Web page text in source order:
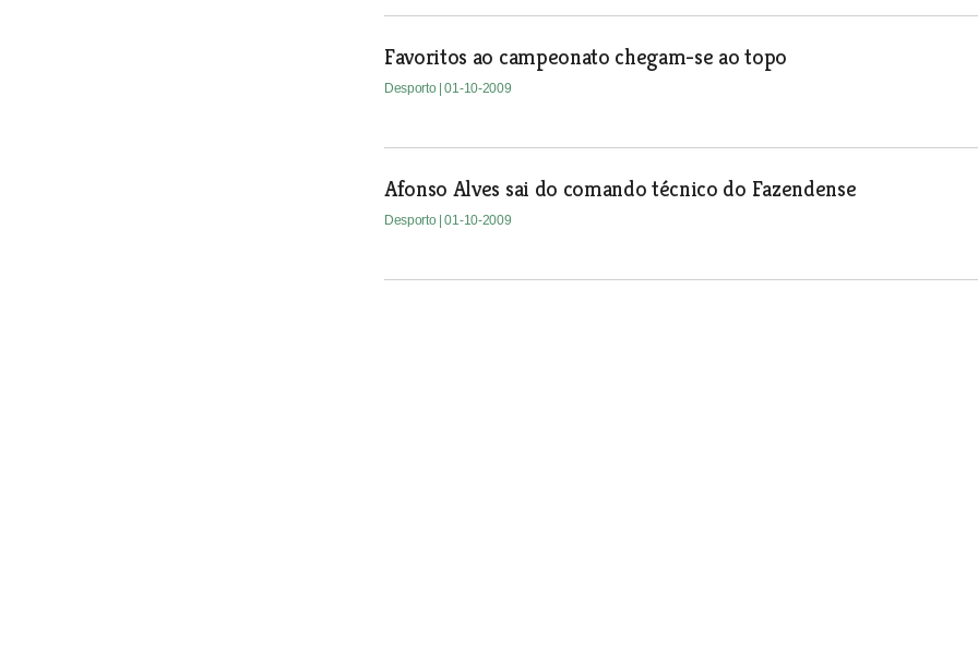
Favoritos ao campeonato chegam-se ao topo
Desporto | 01-10-2009
Afonso Alves sai do comando técnico do Fazendense
Desporto | 01-10-2009